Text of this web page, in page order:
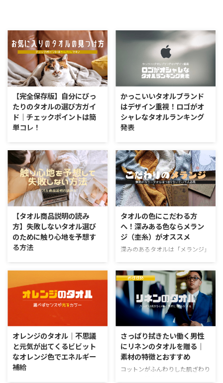
【完全保存版】自分にぴっ
たりのタオルの選び方ガイ
ド｜チェックポイントは簡
単コレ！
を使わない家庭は無いことでしょ
う。生活に密着しているために、
用途に応じた種類が多いのがタオ
ルの大きな特徴です。 そのた
め、多くの種類のタオルが存在
し、自分に合ったタオルを見つけ
るのは意外と大変。 選択肢が多
いというのもありがたい反面、迷
いが生じてしまいますよね。 今
回はタオルを購入する時にここだ
けは抑えておくと良いという選び
ルの使い心地のチェックポイント
素材や使用する用途をしっかり決
めたら、次は実際に使う時にどん
な使い心地になるかを想定しまし
かっこいいタオルブランド
はデザイン重視！ロゴがオ
シャレなタオルランキング
発表
意外にもトータルのデザインは重
要です。 色々なブランドが数多
くのタオルを販売していますが、
ブランドロゴやタグまでトータル
で気にしている会社は意外と少な
いものです。 今回はブランドロ
ゴがタオルについているタオルの
中で、特におしゃれ度が高いと感
じたものについてランキングで紹
介していきます。見るだけで明ら
かに良いものとわかるタオル選び
タオルの特徴 これまでに手に取
ったことのあるタオルの中でも、
特におしゃれだと思うブランドは
ロゴがおしゃれ。 タオルを見た
...
【タオル商品説明の読み
方】失敗しないタオル選び
のために触り心地を予想す
る方法
タオルを購入する方が増えていま
す。 楽天市場やamazonなどの大
手ショッピングモールにもタオル
メーカーが直販店をオープンした
りしていますよね。このおかげで
ているわけですが、実際に触って
いないものを購入するのって難し
いですよね。 特に肌触り重視の
方はちょっとしたニュアンスを確
認したいでしょうから、完璧なも
タオルの色にこだわる方
へ！深みある色ならメラン
ジ（杢糸）がオススメ
深みのあるタオルは「メランジ」
高いものが好きの方、1色の糸だ
けでつくられたのっぺりしたタオ
ルにもの足りなさを感じていませ
んか？ 服やインテリアの色づか
いなどにこだわりのあるアナタに
とって、いま、ファッション業界
でも注目されているキーワード
「メランジ」をとり入れたタオル
をオススメします。 メランジと
いう言葉は聞きなれないかもしれ
ませんが、奥行きのある色合いの
オレンジのタオル｜不思議
と元気が出てくるビビット
なオレンジ色でエネルギー
補給
さっぱり拭きたい働く男性
にリネンのタオルを贈る｜
素材の特徴とおすすめ
コットンがふんわりした肌ざわり